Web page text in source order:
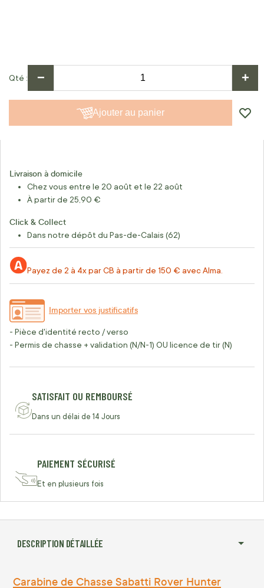
Qté − +
Ajouter au panier
Livraison à domicile
Chez vous entre le 20 août et le 22 août
À partir de 25,90 €
Click & Collect
Dans notre dépôt du Pas-de-Calais (62)
Payez de 2 à 4x par CB à partir de 150 € avec Alma.
Importer vos justificatifs
- Pièce d'identité recto / verso
- Permis de chasse + validation (N/N-1) OU licence de tir (N)
SATISFAIT OU REMBOURSÉ
Dans un délai de 14 Jours
PAIEMENT SÉCURISÉ
Et en plusieurs fois
DESCRIPTION DÉTAILLÉE
Carabine de Chasse Sabatti Rover Hunter